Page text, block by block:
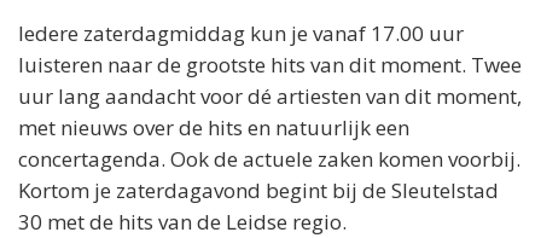
Iedere zaterdagmiddag kun je vanaf 17.00 uur
luisteren naar de grootste hits van dit moment. Twee
uur lang aandacht voor dé artiesten van dit moment,
met nieuws over de hits en natuurlijk een
concertagenda. Ook de actuele zaken komen voorbij.
Kortom je zaterdagavond begint bij de Sleutelstad
30 met de hits van de Leidse regio.